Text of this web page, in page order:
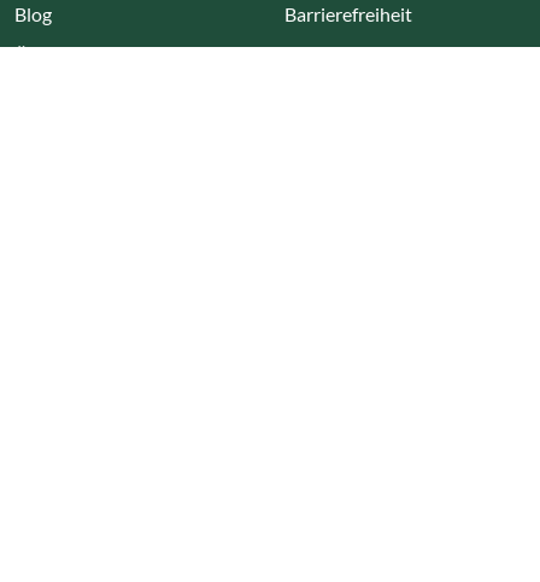
Blog(Link öffnet einen neuen Tab)
Über uns
Barrierefreiheit
Impressum